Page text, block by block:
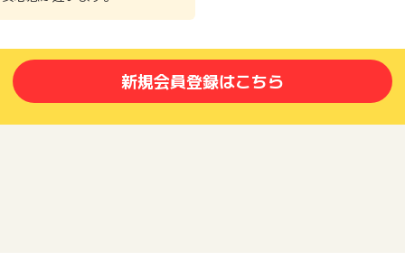
新規会員登録はこちら